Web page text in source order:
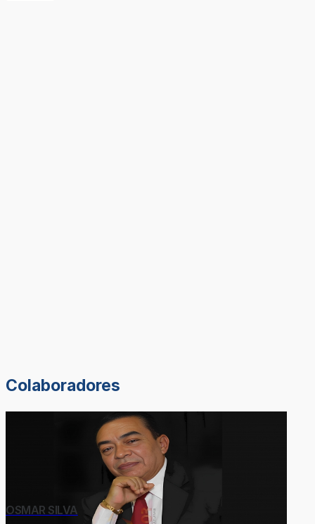
Colaboradores
OSMAR SILVA